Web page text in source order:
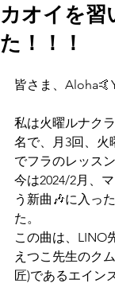
カオイを習
た！！！
皆さま、
私は火曜ルナク
名で、月3回、火
でフラのレッス
今は2024/2月、
う新曲🎶に入っ
た。
この曲は、LINO
えつこ先生のク
匠)であるエイン